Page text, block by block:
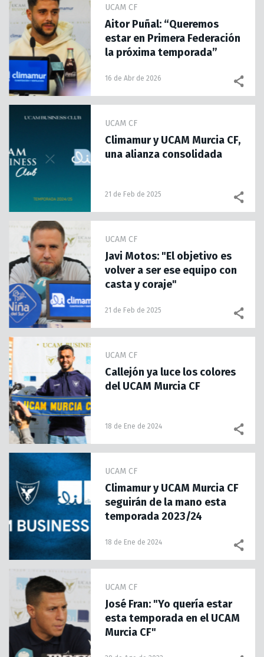
UCAM CF
Aitor Puñal: “Queremos
estar en Primera Federación
la próxima temporada”
16 de Abr de 2026
UCAM CF
Climamur y UCAM Murcia CF,
una alianza consolidada
21 de Feb de 2025
UCAM CF
Javi Motos: "El objetivo es
volver a ser ese equipo con
casta y coraje"
21 de Feb de 2025
UCAM CF
Callejón ya luce los colores
del UCAM Murcia CF
18 de Ene de 2024
UCAM CF
Climamur y UCAM Murcia CF
seguirán de la mano esta
temporada 2023/24
18 de Ene de 2024
UCAM CF
José Fran: "Yo quería estar
esta temporada en el UCAM
Murcia CF"